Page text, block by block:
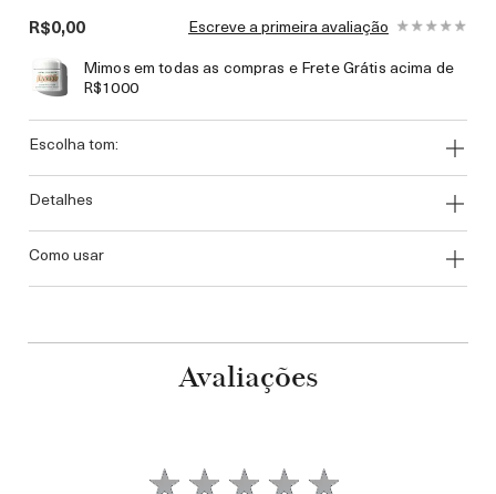
R$0,00
Escreve a primeira avaliação
Mimos em todas as compras e Frete Grátis acima de
R$1000
escolha tom:
detalhes
como usar
Avaliações